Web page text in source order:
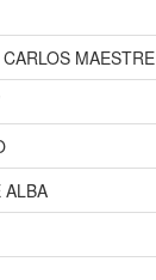
MAESTRE
ALBA